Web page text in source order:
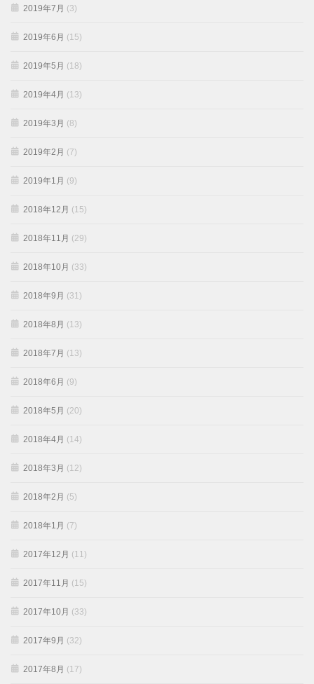
2019年7月 (3)
2019年6月 (15)
2019年5月 (18)
2019年4月 (13)
2019年3月 (8)
2019年2月 (7)
2019年1月 (9)
2018年12月 (15)
2018年11月 (29)
2018年10月 (33)
2018年9月 (31)
2018年8月 (13)
2018年7月 (13)
2018年6月 (9)
2018年5月 (20)
2018年4月 (14)
2018年3月 (12)
2018年2月 (5)
2018年1月 (7)
2017年12月 (11)
2017年11月 (15)
2017年10月 (33)
2017年9月 (32)
2017年8月 (17)